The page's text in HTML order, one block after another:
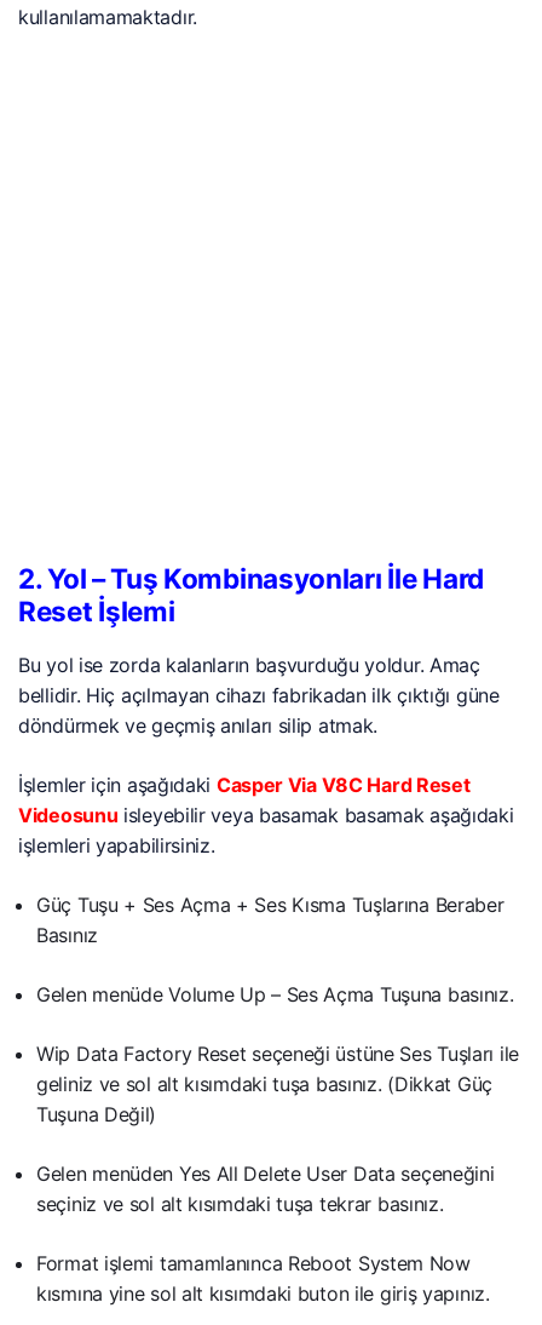
kullanılamamaktadır.
2. Yol – Tuş Kombinasyonları İle Hard
Reset İşlemi
Bu yol ise zorda kalanların başvurduğu yoldur. Amaç
bellidir. Hiç açılmayan cihazı fabrikadan ilk çıktığı güne
döndürmek ve geçmiş anıları silip atmak.
İşlemler için aşağıdaki Casper Via V8C Hard Reset
Videosunu isleyebilir veya basamak basamak aşağıdaki
işlemleri yapabilirsiniz.
Güç Tuşu + Ses Açma + Ses Kısma Tuşlarına Beraber
Basınız
Gelen menüde Volume Up – Ses Açma Tuşuna basınız.
Wip Data Factory Reset seçeneği üstüne Ses Tuşları ile
geliniz ve sol alt kısımdaki tuşa basınız. (Dikkat Güç
Tuşuna Değil)
Gelen menüden Yes All Delete User Data seçeneğini
seçiniz ve sol alt kısımdaki tuşa tekrar basınız.
Format işlemi tamamlanınca Reboot System Now
kısmına yine sol alt kısımdaki buton ile giriş yapınız.